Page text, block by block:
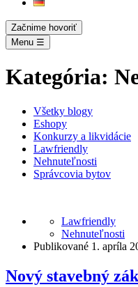
Začnime hovoriť
Menu ☰
Kategória:
Všetky blogy
Eshopy
Konkurzy a likvidácie
Lawfriendly
Nehnuteľnosti
Správcovia bytov
Lawfriendly
Nehnuteľnosti
Publikované 1. apríla
Nový stavebný